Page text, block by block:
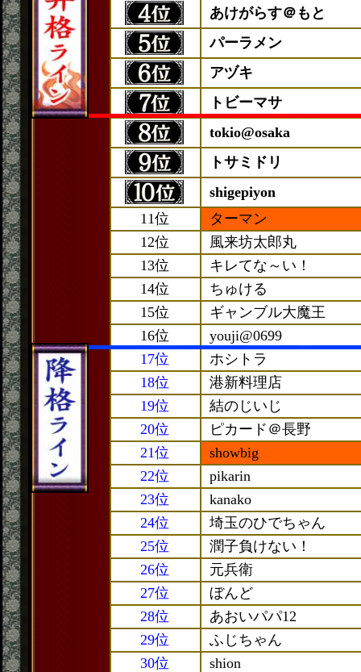
あけがらす＠もと
パーラメン
アヅキ
トビーマサ
tokio@osaka
トサミドリ
shigepiyon
11位
ターマン
12位
風来坊太郎丸
13位
キレてな～い！
14位
ちゅける
15位
ギャンブル大魔王
16位
youji@0699
17位
ホシトラ
18位
港新料理店
19位
結のじいじ
20位
ピカード＠長野
21位
showbig
22位
pikarin
23位
kanako
24位
埼玉のひでちゃん
25位
潤子負けない！
26位
元兵衛
27位
ぼんど
28位
あおいパパ12
29位
ふじちゃん
30位
shion